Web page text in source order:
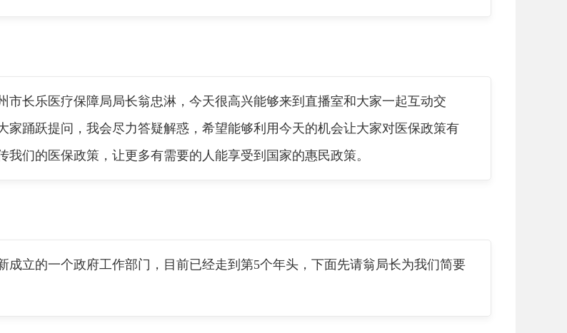
长乐医疗保障局局长翁忠淋，今天很高兴能够来到直播室和大家一起互动交
家踊跃提问，我会尽力答疑解惑，希望能够利用今天的机会让大家对医保政策有
们的医保政策，让更多有需要的人能享受到国家的惠民政策。
立的一个政府工作部门，目前已经走到第5个年头，下面先请翁局长为我们简要